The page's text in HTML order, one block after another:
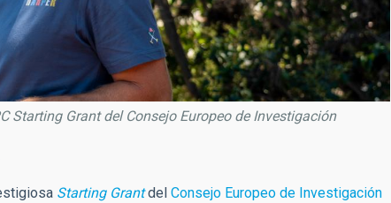
Starting Grant del Consejo Europeo de Investigación
Starting Grantdel Consejo Europeo de Investigación